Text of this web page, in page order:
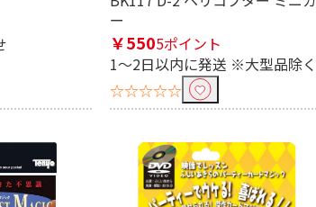
ー
￥5505ポイント
1～2日以内に発送 ※大型品除く
☆☆☆☆☆